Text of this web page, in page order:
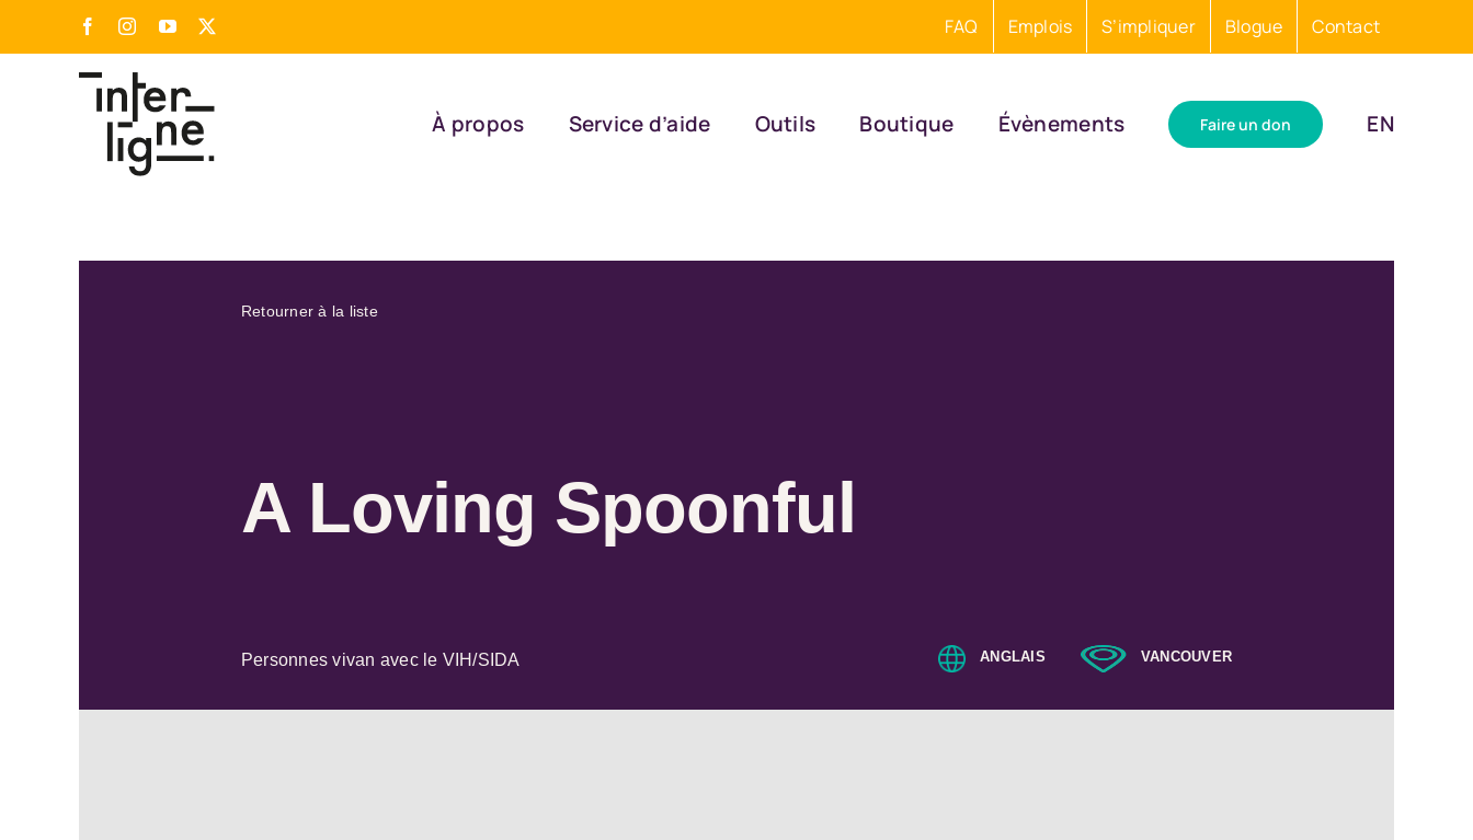
FacebookInstagram
YouTube FAQ Emplois S’impliquer Blogue Contact
À propos Service d’aide Outils Boutique Évènements Faire un don EN
Retourner à la liste
A Loving Spoonful
Personnes vivan avec le VIH/SIDA ANGLAIS VANCOUVER